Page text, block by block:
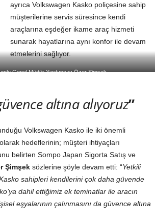
ayrıca Volkswagen Kasko poliçesine sahip
müşterilerine servis süresince kendi
araçlarına eşdeğer ikame araç hizmeti
sunarak hayatlarına aynı konfor ile devam
etmelerini sağlıyor.
Genel Müdür Yardımcısı Özer Şimşek
altına alıyoruz”
Volkswagen Kasko ile iki önemli
hedeflerinin; müşteri ihtiyaçları
belirten Sompo Japan Sigorta Satış ve
Şimşek sözlerine şöyle devam etti: “Yetkili
sahipleri kendilerini çok daha güvende
dahil ettiğimiz ek teminatlar ile aracın
eşyalarının çalınmasını da güvence altına